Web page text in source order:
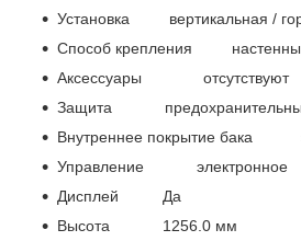
Установка вертикальная /
Способ крепления
Аксессуары отсутствуют
Защита
Внутреннее покрытие бака
Управление электронное
Дисплей Да
Высота 1256.0 мм